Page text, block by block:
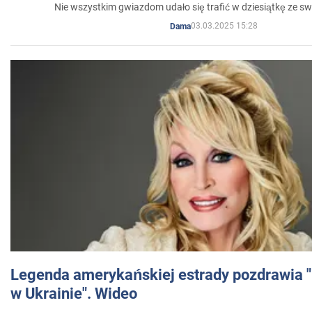
Nie wszystkim gwiazdom udało się trafić w dziesiątkę ze
Dama03.03.2025 15:28
Legenda amerykańskiej estrady pozdrawia
w Ukrainie". Wideo